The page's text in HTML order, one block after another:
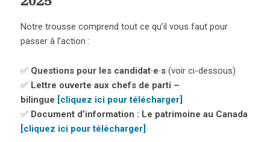
Notre trousse comprend tout ce qu’il vous faut pour
passer à l’action :
✅ Questions pour les candidat·e·s(voir ci-dessous)
✅ Lettre ouverte aux chefs de parti –
bilingue [cliquez ici pour télécharger]
✅ Document d’information : Le patrimoine au Canada
[cliquez ici pour télécharger]